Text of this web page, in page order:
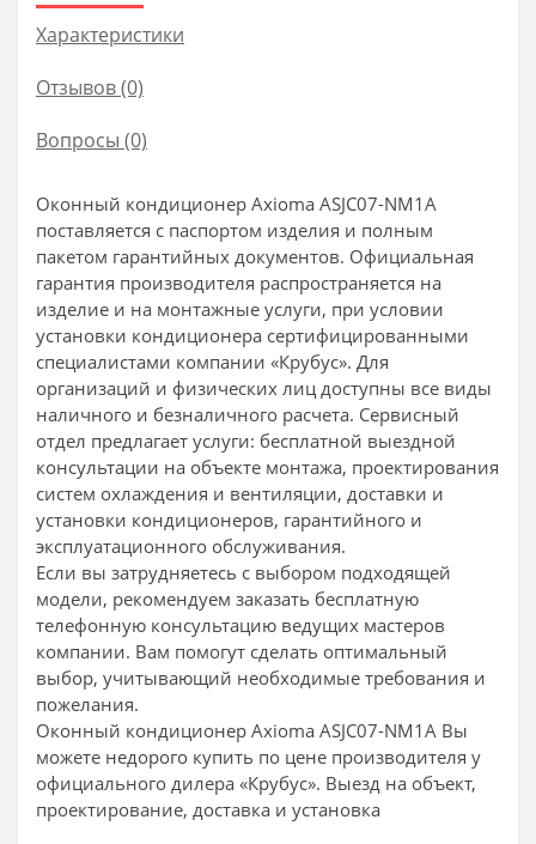
Характеристики
Отзывов (0)
Вопросы (0)
Оконный кондиционер Axioma ASJC07-NM1A
поставляется с паспортом изделия и полным
пакетом гарантийных документов. Официальная
гарантия производителя распространяется на
изделие и на монтажные услуги, при условии
установки кондиционера сертифицированными
специалистами компании «Крубус». Для
организаций и физических лиц доступны все виды
наличного и безналичного расчета. Сервисный
отдел предлагает услуги: бесплатной выездной
консультации на объекте монтажа, проектирования
систем охлаждения и вентиляции, доставки и
установки кондиционеров, гарантийного и
эксплуатационного обслуживания.
Если вы затрудняетесь с выбором подходящей
модели, рекомендуем заказать бесплатную
телефонную консультацию ведущих мастеров
компании. Вам помогут сделать оптимальный
выбор, учитывающий необходимые требования и
пожелания.
Оконный кондиционер Axioma ASJC07-NM1A Вы
можете недорого купить по цене производителя у
официального дилера «Крубус». Выезд на объект,
проектирование, доставка и установка